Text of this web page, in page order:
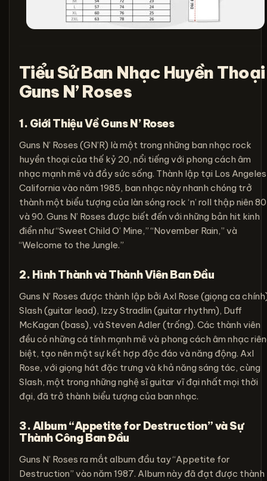
Tiểu Sử Ban Nhạc Huyền Thoại
Guns N’ Roses
1. Giới Thiệu Về Guns N’ Roses
Guns N’ Roses (GN’R) là một trong những ban nhạc rock
huyền thoại của thế kỷ 20, nổi tiếng với phong cách âm
nhạc mạnh mẽ và đầy sức sống. Thành lập tại Los
California vào năm 1985, ban nhạc này nhanh chóng trở
thành một biểu tượng của làn sóng rock ‘n’ roll thập niên 80
và 90. Guns N’ Roses được biết đến với những bản hit kinh
điển như “Sweet Child O’ Mine,” “November Rain,” và
“Welcome to the Jungle.”
2. Hình Thành và Thành Viên Ban Đầu
Guns N’ Roses được thành lập bởi Axl Rose (giọng ca
Slash (guitar lead), Izzy Stradlin (guitar rhythm), Duff
McKagan (bass), và Steven Adler (trống). Các thành viên
đều có những cá tính mạnh mẽ và phong cách âm nhạc
biệt, tạo nên một sự kết hợp độc đáo và năng động. Axl
Rose, với giọng hát đặc trưng và khả năng sáng tác, cùng
Slash, một trong những nghệ sĩ guitar vĩ đại nhất mọi thời
đại, đã trở thành biểu tượng của ban nhạc.
3. Album “Appetite for Destruction” và Sự
Thành Công Ban Đầu
Guns N’ Roses ra mắt album đầu tay “Appetite for
Destruction” vào năm 1987. Album này đã đạt được thành